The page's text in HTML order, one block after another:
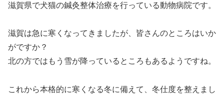
滋賀県で犬猫の鍼灸整体治療を行っている動物病院です。
滋賀は急に寒くなってきましたが、皆さんのところはいか
がですか？
北の方ではもう雪が降っているところもあるようですね。
これから本格的に寒くなる冬に備えて、冬仕度を整えまし